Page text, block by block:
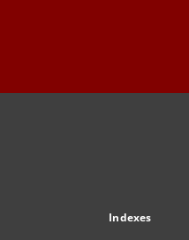
Indexes